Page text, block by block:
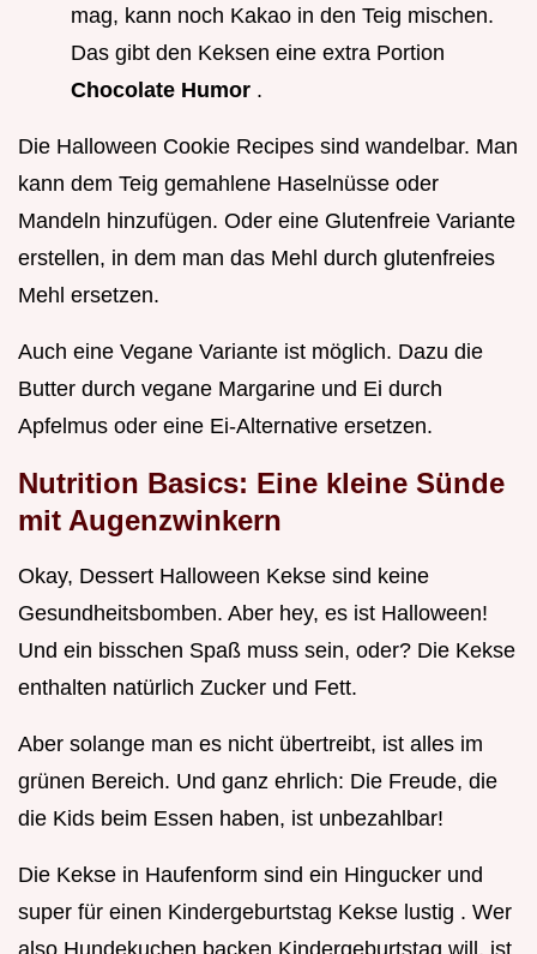
mag, kann noch Kakao in den Teig mischen.
Das gibt den Keksen eine extra Portion
Chocolate Humor .
Die Halloween Cookie Recipes sind wandelbar. Man
kann dem Teig gemahlene Haselnüsse oder
Mandeln hinzufügen. Oder eine Glutenfreie Variante
erstellen, in dem man das Mehl durch glutenfreies
Mehl ersetzen.
Auch eine Vegane Variante ist möglich. Dazu die
Butter durch vegane Margarine und Ei durch
Apfelmus oder eine Ei-Alternative ersetzen.
Nutrition Basics: Eine kleine Sünde
mit Augenzwinkern
Okay, Dessert Halloween Kekse sind keine
Gesundheitsbomben. Aber hey, es ist Halloween!
Und ein bisschen Spaß muss sein, oder? Die Kekse
enthalten natürlich Zucker und Fett.
Aber solange man es nicht übertreibt, ist alles im
grünen Bereich. Und ganz ehrlich: Die Freude, die
die Kids beim Essen haben, ist unbezahlbar!
Die Kekse in Haufenform sind ein Hingucker und
super für einen Kindergeburtstag Kekse lustig . Wer